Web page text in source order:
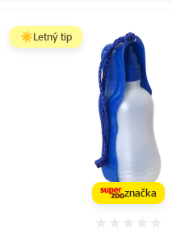
☀️Letný tip
značka